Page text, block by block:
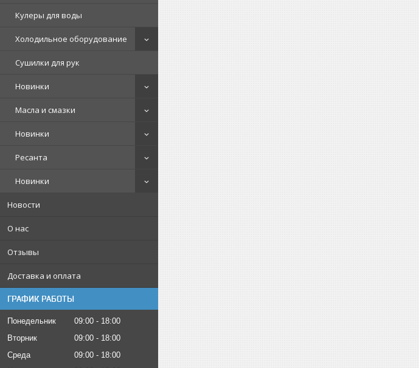
Кулеры для воды
Холодильное оборудование
Сушилки для рук
Новинки
Масла и смазки
Новинки
Ресанта
Новинки
Новости
О нас
Отзывы
Доставка и оплата
ГРАФИК РАБОТЫ
Понедельник 09:00
18:00
Вторник
09:00
18:00
Среда
09:00
18:00